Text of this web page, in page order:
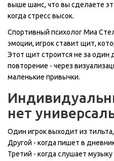
выше шанс, что вы сделаете
когда стресс высок.
Спортивный психолог Миа
эмоции, игрок ставит щит,
Этот щит строится не за один
повторение - через
маленькие привычки.
нет
Один игрок выходит из
Другой - когда пишет в
Третий - когда слушает